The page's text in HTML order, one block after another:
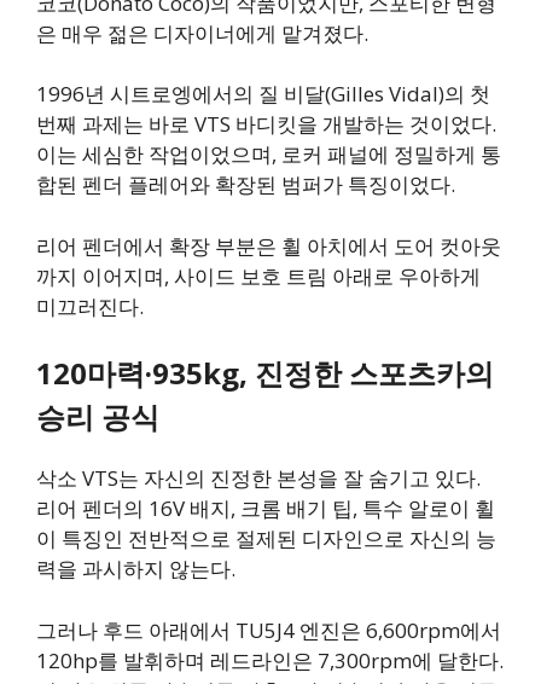
은 매우 젊은 디자이너에게 맡겨졌다.
1996년 시트로엥에서의 질 비달(Gilles Vidal)의 첫
번째 과제는 바로 VTS 바디킷을 개발하는 것이었다.
이는 세심한 작업이었으며, 로커 패널에 정밀하게 통
합된 펜더 플레어와 확장된 범퍼가 특징이었다.
리어 펜더에서 확장 부분은 휠 아치에서 도어 컷아웃
까지 이어지며, 사이드 보호 트림 아래로 우아하게
미끄러진다.
120마력·935kg, 진정한 스포츠카의
승리 공식
삭소 VTS는 자신의 진정한 본성을 잘 숨기고 있다.
리어 펜더의 16V 배지, 크롬 배기 팁, 특수 알로이 휠
이 특징인 전반적으로 절제된 디자인으로 자신의 능
력을 과시하지 않는다.
그러나 후드 아래에서 TU5J4 엔진은 6,600rpm에서
120hp를 발휘하며 레드라인은 7,300rpm에 달한다.